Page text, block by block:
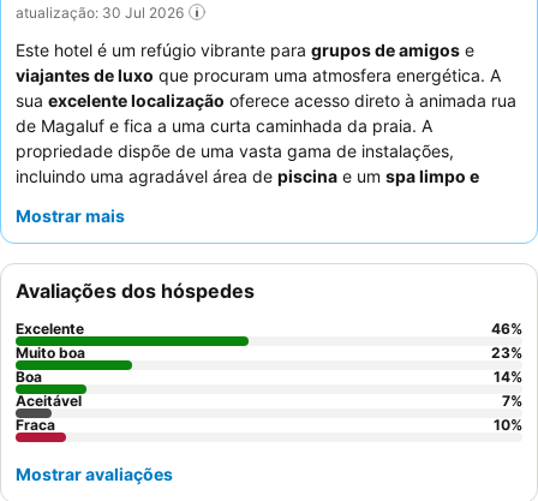
atualização: 30 Jul 2026
Este hotel é um refúgio vibrante para grupos de amigos e
viajantes de luxo que procuram uma atmosfera energética. A
sua excelente localização oferece acesso direto à animada rua
de Magaluf e fica a uma curta caminhada da praia. A
propriedade dispõe de uma vasta gama de instalações,
incluindo uma agradável área de piscina e um spa limpo e
consistentemente o
pela sua postura acolhedora, e o
inúmeras menções pelos seus "cocktails super bons". Para uma
estadia mais tranquila, considere pedir um quarto virado para o
lado oposto da rua principal.
Mostrar mais
Avaliações dos hóspedes
Excelente 46%
Muito boa
23%
Boa
14%
Aceitável
7%
Fraca
10%
Mostrar avaliações